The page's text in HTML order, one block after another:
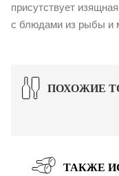
присутствует
с блюдами из рыбы и
ПОХОЖИЕ
ТАКЖЕ